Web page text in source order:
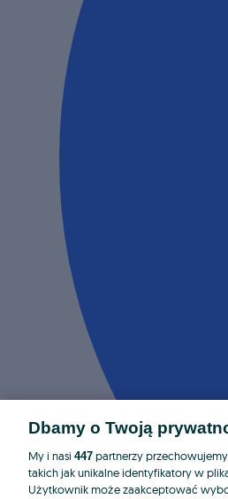
Dbamy o Twoją
My i nasi 447 partnerzy
takich jak unikalne identyfikatory w
Użytkownik może zaakceptować